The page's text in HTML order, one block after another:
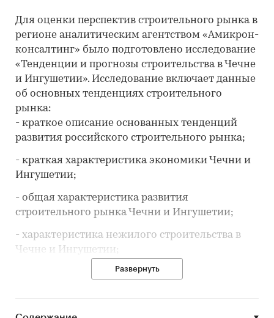
Для оценки перспектив строительного рынка в
регионе аналитическим агентством «Амикрон-
консалтинг» было подготовлено исследование
«Тенденции и прогнозы строительства в Чечне
и Ингушетии». Исследование включает данные
об основных тенденциях строительного
рынка:
- краткое описание основанных тенденций
развития российского строительного рынка;
- краткая характеристика экономики Чечни и
Ингушетии;
- общая характеристика развития
строительного рынка Чечни и Ингушетии;
- характеристика нежилого строительства в
Чечне и Ингушетии;
- характеристика жилищного строительства в
Развернуть